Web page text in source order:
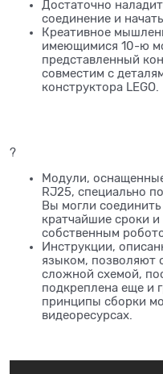
Достаточно
соединение и
Креативное
имеющимися 10-ю
представленный
совместим с
конструктора LEGO.
?
Модули,
RJ25, специально
Вы могли
кратчайшие сроки и
собственным
Инструкции,
языком, позволяют
сложной схемой,
подкреплена еще и
принципы сборки
видеоресурсах.